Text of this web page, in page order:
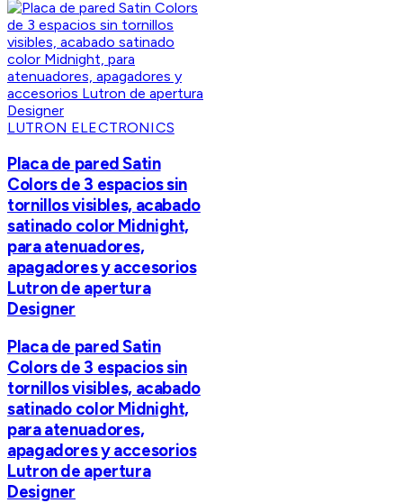
LUTRON ELECTRONICS
Placa de pared Satin
Colors de 3 espacios sin
tornillos visibles, acabado
satinado color Midnight,
para atenuadores,
apagadores y accesorios
Lutron de apertura
Designer
Placa de pared Satin
Colors de 3 espacios sin
tornillos visibles, acabado
satinado color Midnight,
para atenuadores,
apagadores y accesorios
Lutron de apertura
Designer